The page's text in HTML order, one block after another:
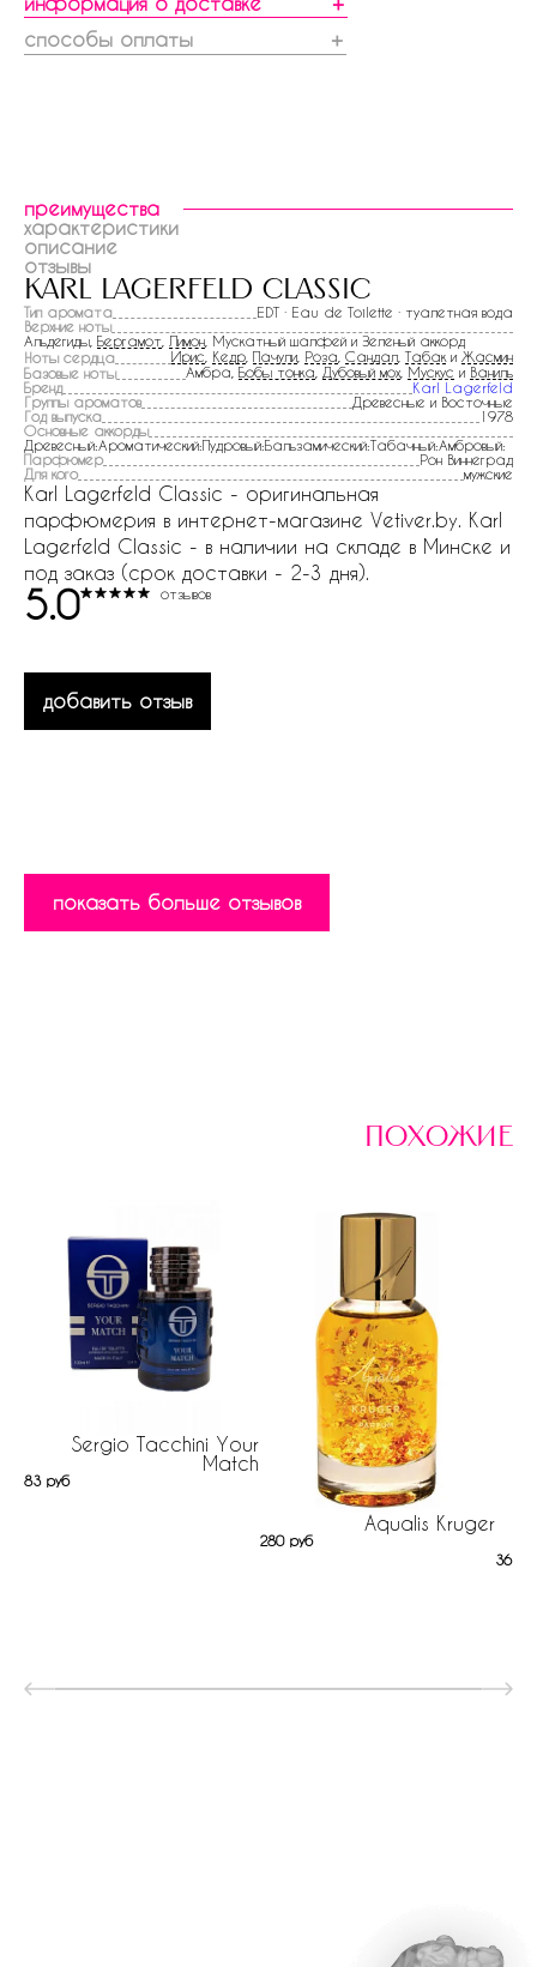
способы оплаты
＋
преимущества
характеристики
описание
отзывы
karl lagerfeld classic
Тип аромата
EDT · Eau de Toilette · туалетная вода
Верхние ноты
Альдегиды, Бергамот Лимон , Мускатный шалфей и Зеленый аккорд
Ноты сердца
Ирис Кедр Пачули Роза Сандал Табак и Жасмин
Базовые ноты
Амбра, Бобы тонка Дубовый мох Мускус и Ваниль
Бренд
Karl Lagerfeld
Группы ароматов
Древесные и Восточные
Год выпуска
1978
Основные аккорды
Древесный:Ароматический:Пудровый:Бальзамический:Табачный:Амбровый:
Парфюмер
Рон Виннеград
Для кого
мужские
Karl Lagerfeld Classic - оригинальная
парфюмерия в интернет-магазине Vetiver.by. Karl
Lagerfeld Classic - в наличии на складе в Минске и
под заказ (срок доставки - 2-3 дня).
5.0 отзывов
добавить отзыв
показать больше отзывов
похожие
Sergio Tacchini Your
Match
83 руб
Aqualis Kruger
280 руб
361